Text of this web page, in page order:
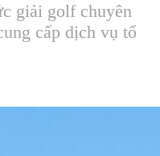
giải golf chuyên
cấp dịch vụ tổ